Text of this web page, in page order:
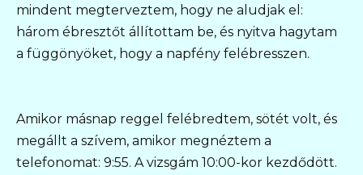
mindent megterveztem, hogy ne aludjak el:
három ébresztőt állítottam be, és nyitva hagytam
a függönyöket, hogy a napfény felébresszen.
Amikor másnap reggel felébredtem, sötét volt, és
megállt a szívem, amikor megnéztem a
telefonomat: 9:55. A vizsgám 10:00-kor kezdődött.